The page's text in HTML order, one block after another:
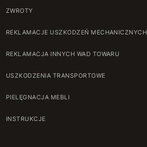
ZWROTY
REKLAMACJE USZKODZEŃ MECHANICZNYCH
REKLAMACJA INNYCH WAD TOWARU
USZKODZENIA TRANSPORTOWE
PIELĘGNACJA MEBLI
INSTRUKCJE